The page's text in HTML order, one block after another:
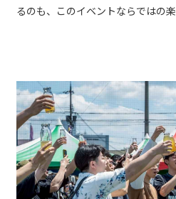
るのも、このイベントならではの楽